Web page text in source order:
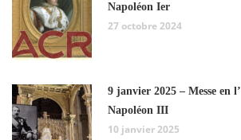
Napoléon Ier
27 octobre 2024
9 janvier 2025 – Messe en
Napoléon III
10 janvier 2025